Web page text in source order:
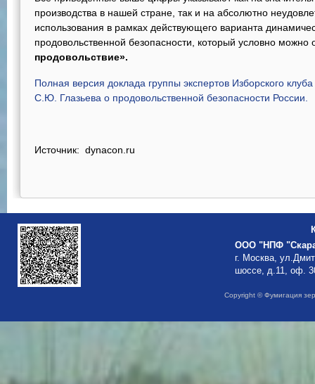
производства в нашей стране, так и на абсолютно
использования в рамках действующего варианта
продовольственной безопасности, который условно можно
продовольствие».
Полная версия доклада группы экспертов Изборского
С.Ю. Глазьева о продовольственной безопасности России.
Источник: dynacon.ru
ООО "НПФ
г. Москва,
шоссе, д.11, оф.
Copyright © Фумигация